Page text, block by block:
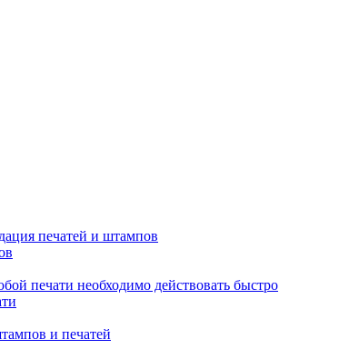
печатей и штампов
печати необходимо действовать быстро
и печатей